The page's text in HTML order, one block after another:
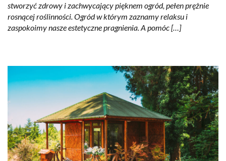
stworzyć zdrowy i zachwycający pięknem ogród, pełen prężnie
rosnącej roślinności. Ogród w którym zaznamy relaksu i
zaspokoimy nasze estetyczne pragnienia. A pomóc […]